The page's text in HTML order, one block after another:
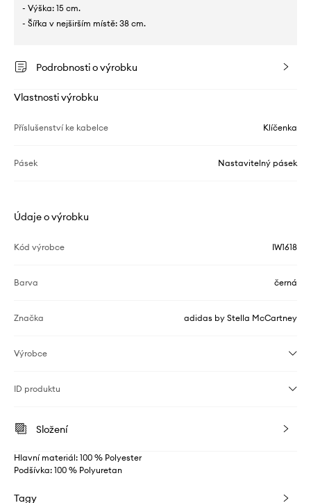
- Výška: 15 cm.
- Šířka v nejširším místě: 38 cm.
Podrobnosti o výrobku
Vlastnosti výrobku
Příslušenství ke kabelce Klíčenka
Pásek Nastavitelný pásek
Údaje o výrobku
Kód výrobce IW1618
Barva černá
Značka adidas by Stella McCartney
Výrobce
ID produktu
Složení
Hlavní materiál: 100 % Polyester
Podšívka: 100 % Polyuretan
Tagy